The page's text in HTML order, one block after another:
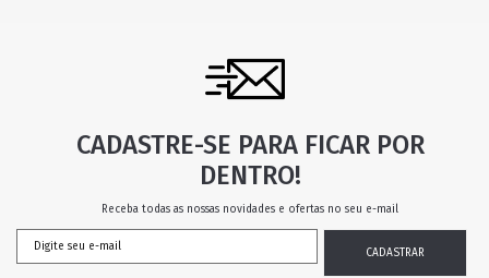
CADASTRE-SE PARA FICAR POR
DENTRO!
Receba todas as nossas novidades e ofertas no seu e-mail